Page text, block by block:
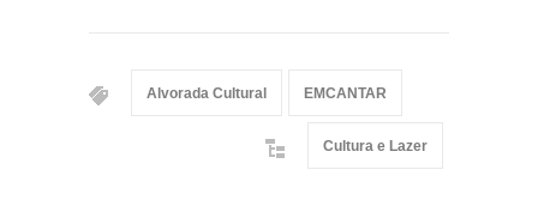
Alvorada Cultural EMCANTAR
Cultura e Lazer